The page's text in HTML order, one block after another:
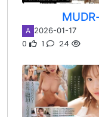
A 2026-01-17
0 1 24